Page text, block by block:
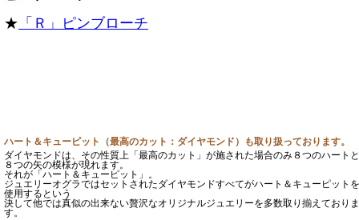
★ 「Ｒ」ピンブローチ
ハート＆キューピット（最高のカット：ダイヤモンド）も取り扱っております。
ダイヤモンドは、その性質上「最高のカット」が施された場合のみ８つのハートと
８つの矢の模様が現れます。
それが「ハート＆キューピット」。
ジュエリーオグラではセットされたダイヤモンドすべてがハート＆キューピットを
使用するという
決して他では真似の出来ない贅沢なオリジナルジュエリーを多数取り揃えておりま
す。